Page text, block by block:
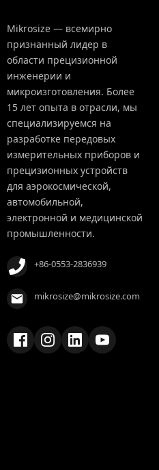
Mikrosize — всемирно
признанный лидер в
области прецизионной
инженерии и
микроизготовления. Более
15 лет опыта в отрасли, мы
специализируемся на
разработке передовых
измерительных приборов и
прецизионных устройств
для аэрокосмической,
автомобильной,
электронной и медицинской
промышленности.
+86-0553-2836939
mikrosize@mikrosize.com